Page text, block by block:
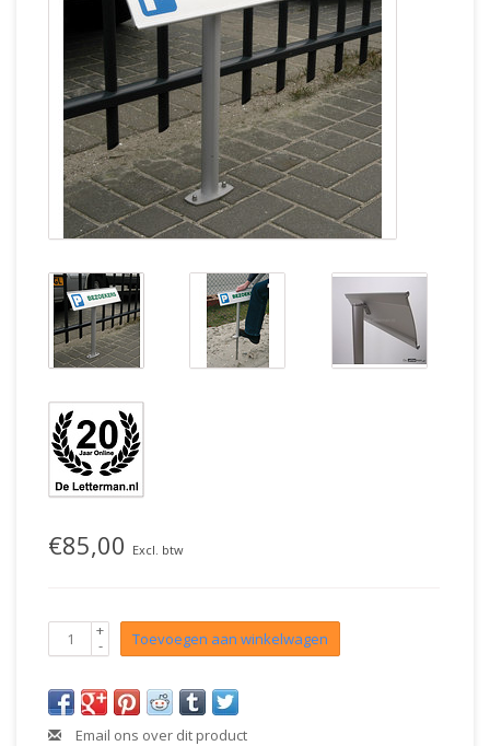
€85,00 Excl. btw
+
- Toevoegen aan winkelwagen
Email ons over dit product